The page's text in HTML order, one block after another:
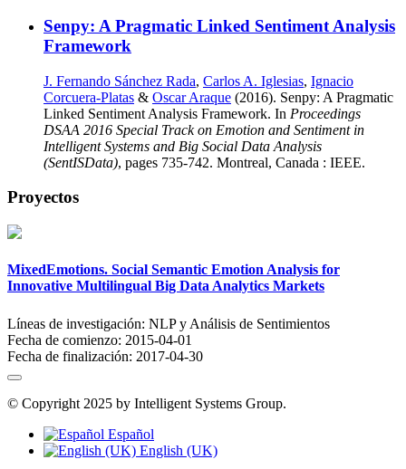
Senpy: A Pragmatic Linked Sentiment Analysis
Framework
J. Fernando Sánchez Rada, Carlos A. Iglesias, Ignacio
Corcuera-Platas & Oscar Araque (2016). Senpy: A Pragmatic
Linked Sentiment Analysis Framework. In Proceedings
DSAA 2016 Special Track on Emotion and Sentiment in
Intelligent Systems and Big Social Data Analysis
(SentISData), pages 735-742. Montreal, Canada : IEEE.
Proyectos
MixedEmotions. Social Semantic Emotion Analysis for
Innovative Multilingual Big Data Analytics Markets
Líneas de investigación: NLP y Análisis de Sentimientos
Fecha de comienzo: 2015-04-01
Fecha de finalización: 2017-04-30
© Copyright 2025 by Intelligent Systems Group.
Español
English (UK)